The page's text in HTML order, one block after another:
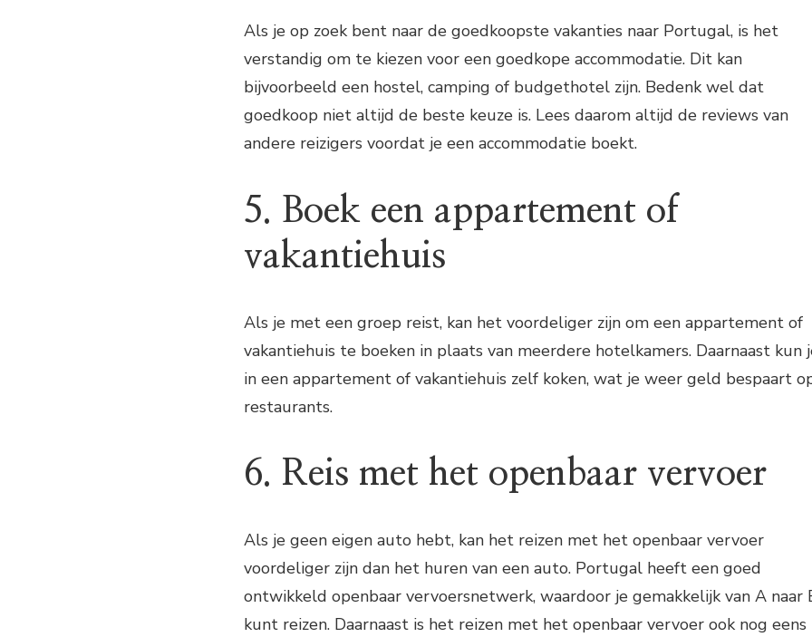
Als je op zoek bent naar de goedkoopste vakanties naar Portugal, is het
verstandig om te kiezen voor een goedkope accommodatie. Dit kan
bijvoorbeeld een hostel, camping of budgethotel zijn. Bedenk wel dat
goedkoop niet altijd de beste keuze is. Lees daarom altijd de reviews van
andere reizigers voordat je een accommodatie boekt.
5. Boek een appartement of
vakantiehuis
Als je met een groep reist, kan het voordeliger zijn om een appartement of
vakantiehuis te boeken in plaats van meerdere hotelkamers. Daarnaast kun
in een appartement of vakantiehuis zelf koken, wat je weer geld bespaart
restaurants.
6. Reis met het openbaar vervoer
Als je geen eigen auto hebt, kan het reizen met het openbaar vervoer
voordeliger zijn dan het huren van een auto. Portugal heeft een goed
ontwikkeld openbaar vervoersnetwerk, waardoor je gemakkelijk van A naar
kunt reizen. Daarnaast is het reizen met het openbaar vervoer ook nog eens